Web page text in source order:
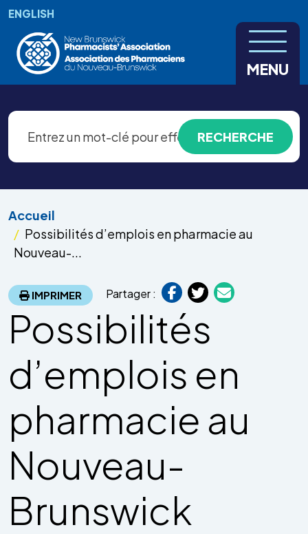
Aller au contenu principal
ENGLISH
MENU
Accueil
Possibilités d’emplois en pharmacie au
Nouveau-...
IMPRIMER Partager :
Possibilités
d’emplois en
pharmacie au
Nouveau-
Brunswick